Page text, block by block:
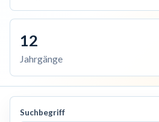
12
Jahrgänge
Suchbegriff